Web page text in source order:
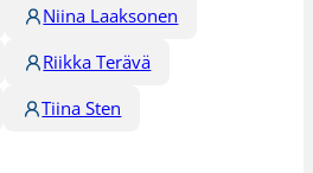
Niina Laaksonen
Riikka Terävä
Tiina Sten